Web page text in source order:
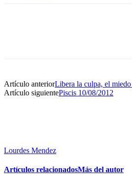
Artículo anteriorLibera la culpa, el
Artículo siguientePiscis 10/08/2012
Lourdes Mendez
Artículos relacionadosMás del autor